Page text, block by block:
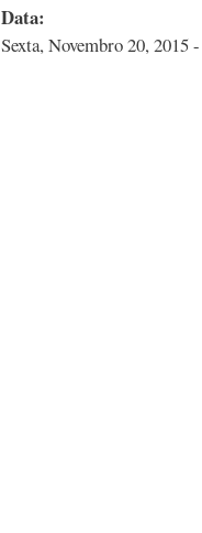
Data:
Sexta, Novembro 20, 2015